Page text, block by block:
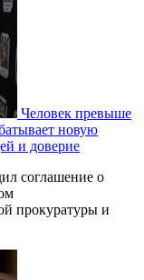
Человек превыше
новую
и доверие
соглашение о
прокуратуры и